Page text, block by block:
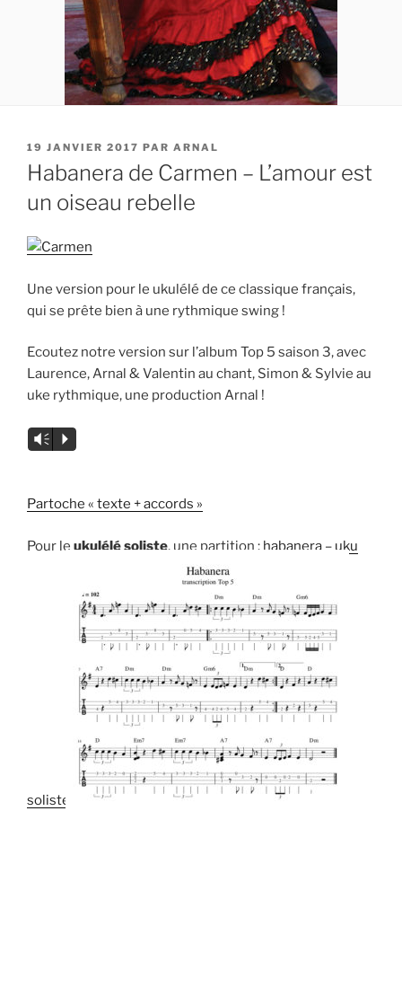
PUBLIÉ
LE
19 JANVIER 2017 PAR ARNAL
Habanera de Carmen – L’amour est
un oiseau rebelle
Une version pour le ukulélé de ce classique français,
qui se prête bien à une rythmique swing !
Ecoutez notre version sur l’album Top 5 saison 3, avec
Laurence, Arnal & Valentin au chant, Simon & Sylvie au
uke rythmique, une production Arnal !
Lecteur
Vm P
Partoche « texte + accords »
Pour le ukulélé soliste, une partition : habanera – uku
soliste